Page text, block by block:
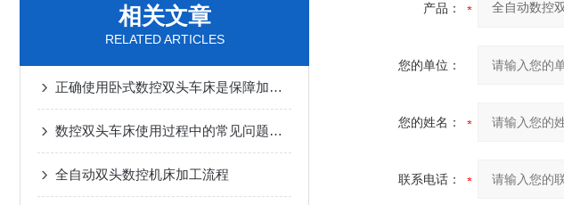
相关文章
RELATED ARTICLES
正确使用卧式数控双头车床是保障加工质量与人员安全的关键
数控双头车床使用过程中的常见问题及其解决方法分享
全自动双头数控机床加工流程
产品：
您的单位：
您的姓名：
联系电话：